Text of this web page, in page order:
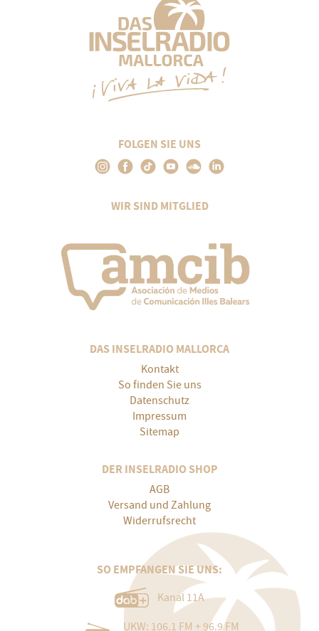
FOLGEN SIE UNS
WIR SIND MITGLIED
DAS INSELRADIO MALLORCA
Kontakt
So finden Sie uns
Datenschutz
Impressum
Sitemap
DER INSELRADIO SHOP
AGB
Versand und Zahlung
Widerrufsrecht
SO EMPFANGEN SIE UNS:
Kanal 11A
UKW: 106.1 FM + 96.9 FM